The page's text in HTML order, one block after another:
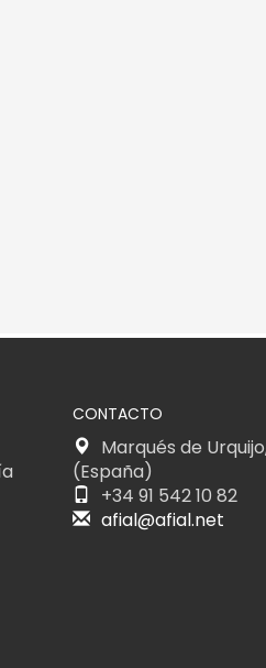
CONTACTO
Marqués de
(España)
+34 91 542 10 82
afial@afial.net